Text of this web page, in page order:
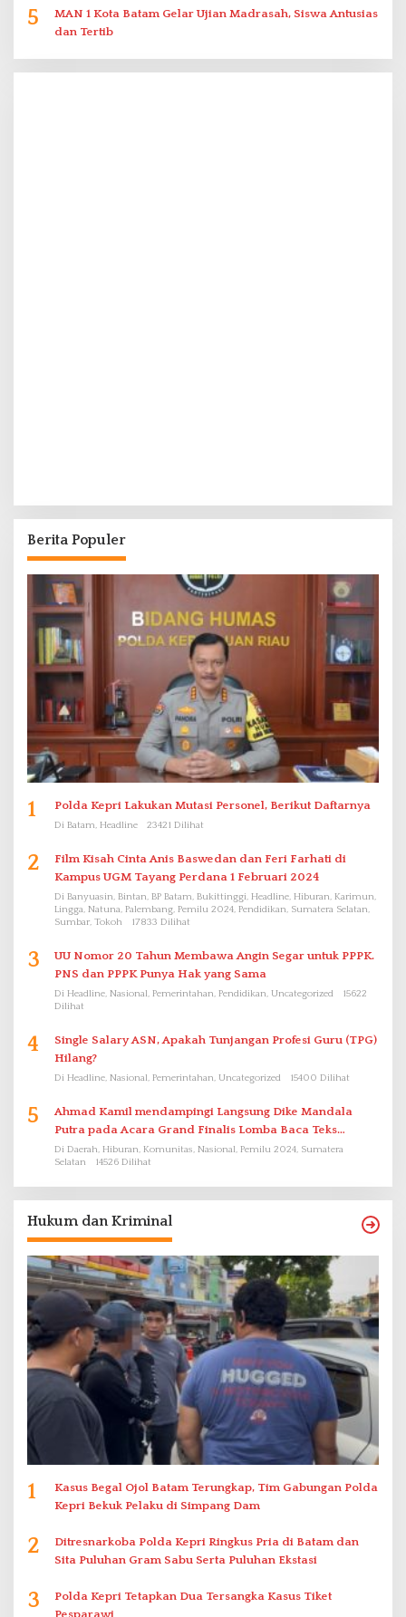
5
MAN 1 Kota Batam Gelar Ujian Madrasah, Siswa Antusias
dan Tertib
Berita Populer
1 Polda Kepri Lakukan Mutasi Personel, Berikut Daftarnya
Di Batam, Headline 23421 Dilihat
2
Film Kisah Cinta Anis Baswedan dan Feri Farhati di
Kampus UGM Tayang Perdana 1 Februari 2024
Di Banyuasin, Bintan, BP Batam, Bukittinggi, Headline, Hiburan, Karimun,
Lingga, Natuna, Palembang, Pemilu 2024, Pendidikan, Sumatera Selatan,
Sumbar, Tokoh
17833 Dilihat
3
UU Nomor 20 Tahun Membawa Angin Segar untuk PPPK.
PNS dan PPPK Punya Hak yang Sama
Di Headline, Nasional, Pemerintahan, Pendidikan, Uncategorized
15622
Dilihat
4
Single Salary ASN, Apakah Tunjangan Profesi Guru (TPG)
Hilang?
Di Headline, Nasional, Pemerintahan, Uncategorized 15400 Dilihat
5
Ahmad Kamil mendampingi Langsung Dike Mandala
Putra pada Acara Grand Finalis Lomba Baca Teks
Proklamasi Mirip Bung Karno di Bali
Di Daerah, Hiburan, Komunitas, Nasional, Pemilu 2024, Sumatera
Selatan
14526 Dilihat
Hukum dan Kriminal
1
Kasus Begal Ojol Batam Terungkap, Tim Gabungan Polda
Kepri Bekuk Pelaku di Simpang Dam
2
Ditresnarkoba Polda Kepri Ringkus Pria di Batam dan
Sita Puluhan Gram Sabu Serta Puluhan Ekstasi
3
Polda Kepri Tetapkan Dua Tersangka Kasus Tiket
Pesparawi